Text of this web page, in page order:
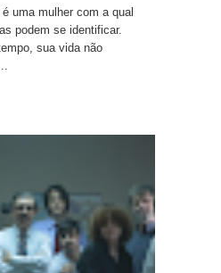
uma mulher com a qual
podem se identificar.
sua vida não